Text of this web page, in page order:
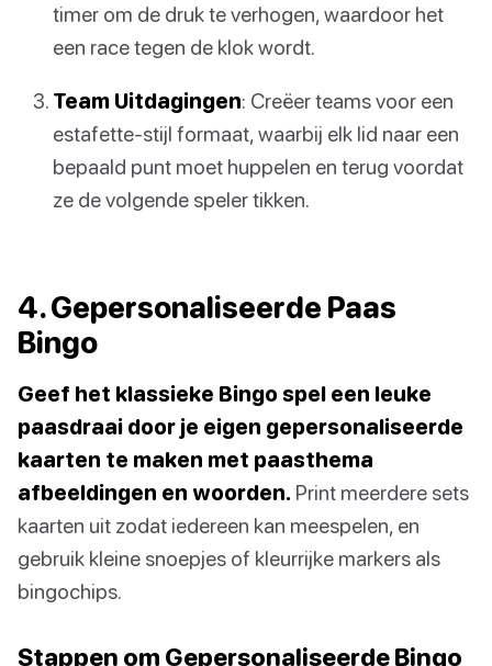
timer om de druk te verhogen, waardoor het
een race tegen de klok wordt.
Team Uitdagingen: Creëer teams voor een
estafette-stijl formaat, waarbij elk lid naar een
bepaald punt moet huppelen en terug voordat
ze de volgende speler tikken.
4. Gepersonaliseerde Paas
Bingo
Geef het klassieke Bingo spel een leuke
paasdraai door je eigen gepersonaliseerde
kaarten te maken met paasthema
afbeeldingen en woorden. Print meerdere sets
kaarten uit zodat iedereen kan meespelen, en
gebruik kleine snoepjes of kleurrijke markers als
bingochips.
Stappen om Gepersonaliseerde Bingo